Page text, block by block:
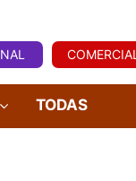
COMERCIAL
TODAS